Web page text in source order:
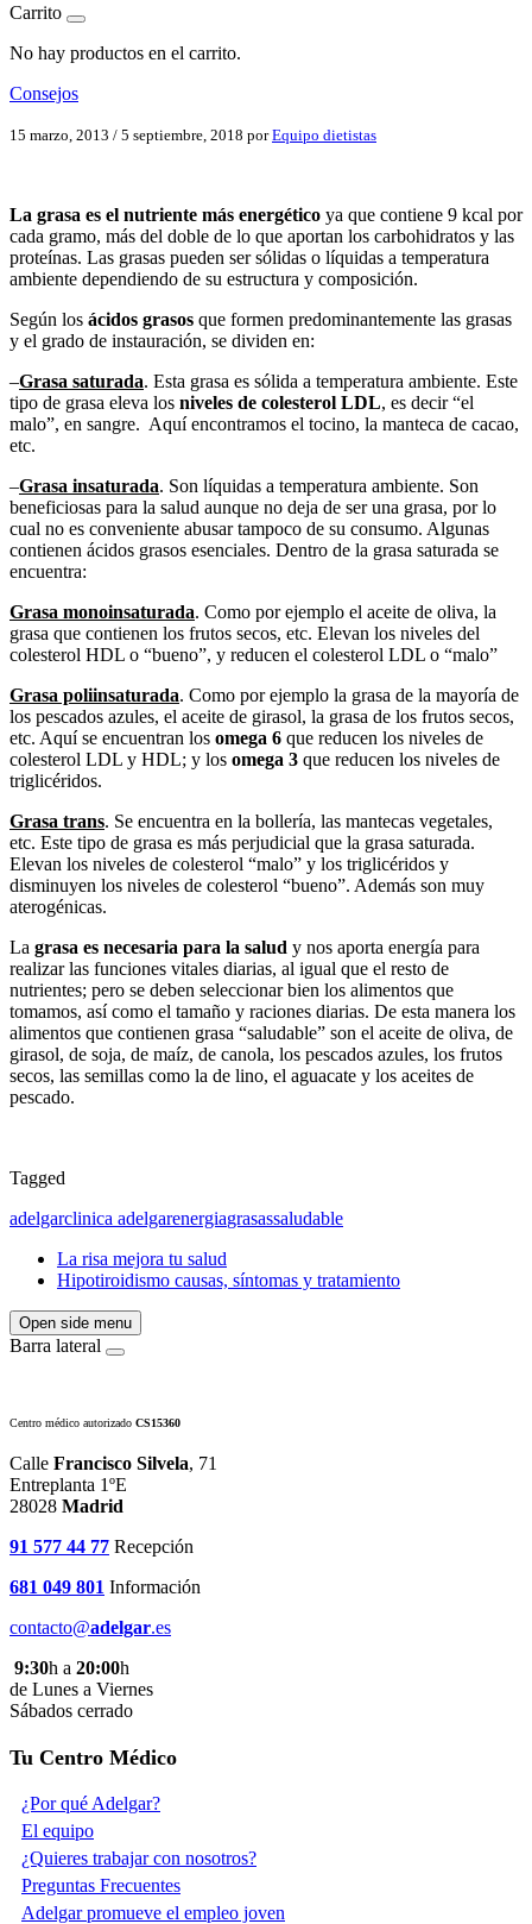
Carrito
No hay productos en el carrito.
Consejos
15 marzo, 2013 / 5 septiembre, 2018 porEquipo dietistas
La grasa es el nutriente más energético ya que contiene 9 kcal por
cada gramo, más del doble de lo que aportan los carbohidratos y las
proteínas. Las grasas pueden ser sólidas o líquidas a temperatura
ambiente dependiendo de su estructura y composición.
Según los ácidos grasos que formen predominantemente las grasas
y el grado de instauración, se dividen en:
–Grasa saturada. Esta grasa es sólida a temperatura ambiente. Este
tipo de grasa eleva los niveles de colesterol LDL, es decir “el
malo”, en sangre. Aquí encontramos el tocino, la manteca de cacao,
etc.
–Grasa insaturada. Son líquidas a temperatura ambiente. Son
beneficiosas para la salud aunque no deja de ser una grasa, por lo
cual no es conveniente abusar tampoco de su consumo. Algunas
contienen ácidos grasos esenciales. Dentro de la grasa saturada se
encuentra:
Grasa monoinsaturada. Como por ejemplo el aceite de oliva, la
grasa que contienen los frutos secos, etc. Elevan los niveles del
colesterol HDL o “bueno”, y reducen el colesterol LDL o “malo”
Grasa poliinsaturada. Como por ejemplo la grasa de la mayoría de
los pescados azules, el aceite de girasol, la grasa de los frutos secos,
etc. Aquí se encuentran los omega 6 que reducen los niveles de
colesterol LDL y HDL; y los omega 3 que reducen los niveles de
triglicéridos.
Grasa trans. Se encuentra en la bollería, las mantecas vegetales,
etc. Este tipo de grasa es más perjudicial que la grasa saturada.
Elevan los niveles de colesterol “malo” y los triglicéridos y
disminuyen los niveles de colesterol “bueno”. Además son muy
aterogénicas.
La grasa es necesaria para la salud y nos aporta energía para
realizar las funciones vitales diarias, al igual que el resto de
nutrientes; pero se deben seleccionar bien los alimentos que
tomamos, así como el tamaño y raciones diarias. De esta manera los
alimentos que contienen grasa “saludable” son el aceite de oliva, de
girasol, de soja, de maíz, de canola, los pescados azules, los frutos
secos, las semillas como la de lino, el aguacate y los aceites de
pescado.
Tagged
adelgarclinica adelgarenergiagrasassaludable
La risa mejora tu salud
Hipotiroidismo causas, síntomas y tratamiento
Open side menu
Barra lateral
Centro médico autorizado CS15360
Calle Francisco Silvela, 71
Entreplanta 1ºE
28028 Madrid
91 577 44 77 Recepción
681 049 801 Información
contacto@adelgar.es
9:30h a 20:00h
de Lunes a Viernes
Sábados cerrado
Tu Centro Médico
¿Por qué Adelgar?
El equipo
¿Quieres trabajar con nosotros?
Preguntas Frecuentes
Adelgar promueve el empleo joven